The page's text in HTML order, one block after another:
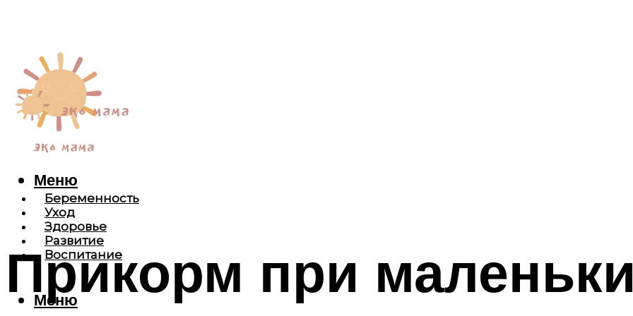
Беременность
Уход
Здоровье
Развитие
Воспитание
Меню
Меню
Прикорм при